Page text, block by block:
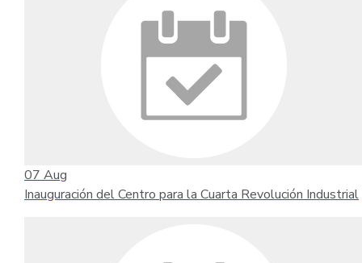
07 Aug
Inauguración del Centro para la Cuarta Revolución Industrial